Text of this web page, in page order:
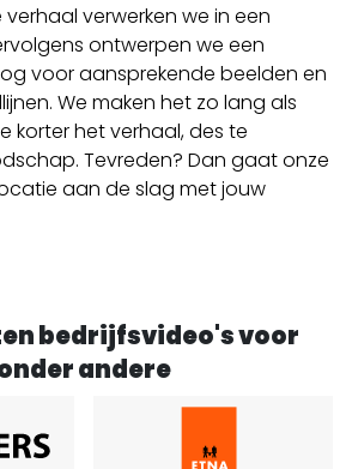
verwerken we in een
ontwerpen we een
voor aansprekende beelden en
We maken het zo lang als
korter het verhaal, des te
Tevreden? Dan gaat onze
aan de slag met jouw
bedrijfsvideo's voor
andere